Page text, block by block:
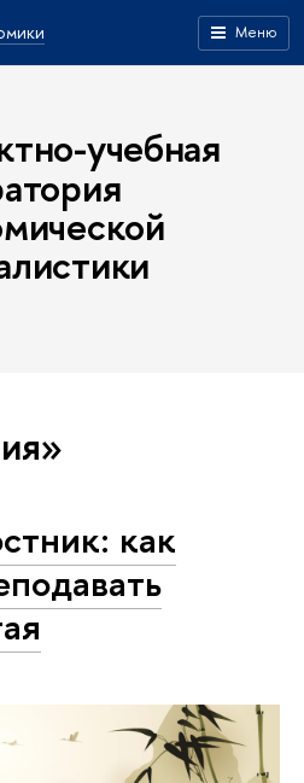
Меню
учебная
как